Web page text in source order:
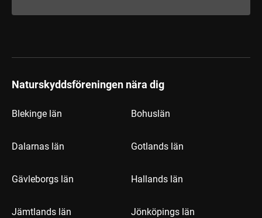
Naturskyddsföreningen nära dig
Blekinge län Bohuslän
Dalarnas län Gotlands län
Gävleborgs län Hallands län
Jämtlands län Jönköpings län